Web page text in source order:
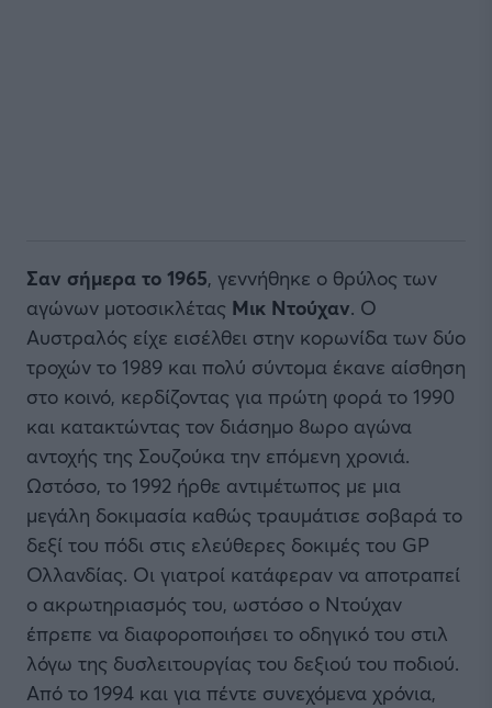
Σαν σήμερα το 1965, γεννήθηκε ο θρύλος των
αγώνων μοτοσικλέτας Μικ Ντούχαν. Ο
Αυστραλός είχε εισέλθει στην κορωνίδα των δύο
τροχών το 1989 και πολύ σύντομα έκανε αίσθηση
στο κοινό, κερδίζοντας για πρώτη φορά το 1990
και κατακτώντας τον διάσημο 8ωρο αγώνα
αντοχής της Σουζούκα την επόμενη χρονιά.
Ωστόσο, το 1992 ήρθε αντιμέτωπος με μια
μεγάλη δοκιμασία καθώς τραυμάτισε σοβαρά το
δεξί του πόδι στις ελεύθερες δοκιμές του GP
Ολλανδίας. Οι γιατροί κατάφεραν να αποτραπεί
ο ακρωτηριασμός του, ωστόσο ο Ντούχαν
έπρεπε να διαφοροποιήσει το οδηγικό του στιλ
λόγω της δυσλειτουργίας του δεξιού του ποδιού.
Από το 1994 και για πέντε συνεχόμενα χρόνια,